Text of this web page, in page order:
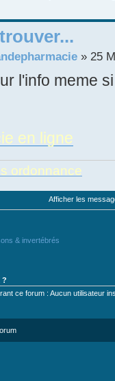
» 25
l'info meme
en ligne
ordonnance
Afficher les
& invertébrés
?
ce forum : Aucun utilisateur